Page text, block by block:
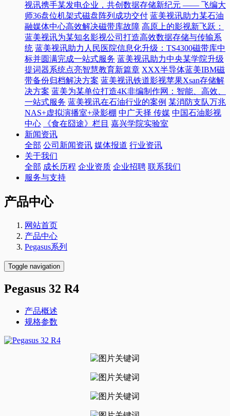
视讯携手某发电企业，共创数据存储新纪元 —— 飞编大
师36盘位机架式磁盘阵列成功交付 蓝美视讯助力某石油
融媒体中心高效解决磁带库故障 高原上的影视新飞跃：
蓝美视讯为某知名影视公司打造高效数据存储与传输系
统 蓝美视讯助力人民医院信息化升级：TS4300磁带库中
标并圆满完成一站式服务 蓝美视讯助力中央某学院升级
提词器系统点亮智慧教育新篇章 XXX半导体蓝美IBM磁
带备份归档解决方案 蓝美视讯铁道影视苹果Xsan存储解
决方案 蓝美为某单位打造4K非编制作网：智能、高效、
一站式服务 蓝美视讯在石油行业的案例 某消防支队万兆
NAS+虚拟演播室+录影棚 中广天择 传媒 中国石油影视
中心
《食在囧途》栏目 嘉兴学院实验室
新闻资讯
全部 公司新闻资讯 媒体报道 行业资讯
关于我们
全部 成长历程 企业资质 企业招聘 联系我们
服务与支持
产品中心
网站首页
产品中心
Pegasus系列
Toggle navigation
Pegasus 32 R4
产品概述
规格参数